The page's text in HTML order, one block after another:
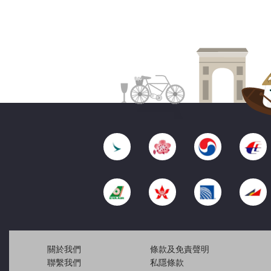
關於我們
聯繫我們
條款及免責聲明
私隱條款